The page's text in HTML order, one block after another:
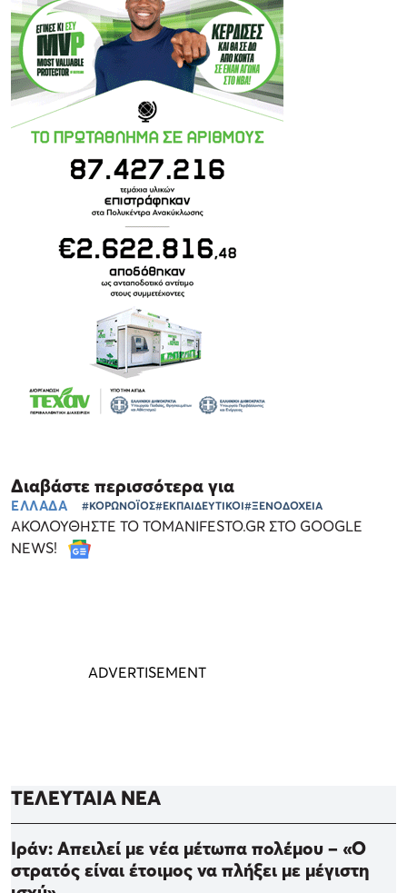
Διαβάστε περισσότερα για
ΕΛΛΑΔΑ #ΚΟΡΩΝΟΪΟΣ#ΕΚΠΑΙΔΕΥΤΙΚΟΙ#ΞΕΝΟΔΟΧΕΙΑ
ΑΚΟΛΟΥΘΗΣΤΕ ΤΟ TOMANIFESTO.GR ΣΤΟ GOOGLE
NEWS!
ΤΕΛΕΥΤΑΙΑ ΝΕΑ
Ιράν: Απειλεί με νέα μέτωπα πολέμου – «Ο
στρατός είναι έτοιμος να πλήξει με μέγιστη